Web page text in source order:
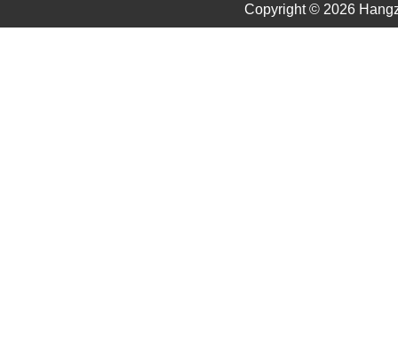
Copyright © 2026